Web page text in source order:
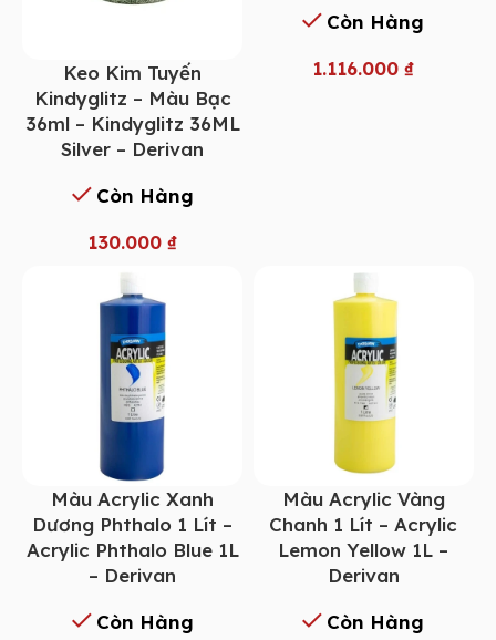
Keo Kim Tuyến
Kindyglitz – Màu Bạc
36ml – Kindyglitz 36ML
Silver – Derivan
Còn Hàng
130.000 ₫
Còn Hàng
1.116.000₫
Màu Acrylic Xanh
Dương Phthalo 1 Lít –
Acrylic Phthalo Blue 1L
– Derivan
Còn Hàng
Màu Acrylic Vàng
Chanh 1 Lít – Acrylic
Lemon Yellow 1L –
Derivan
Còn Hàng